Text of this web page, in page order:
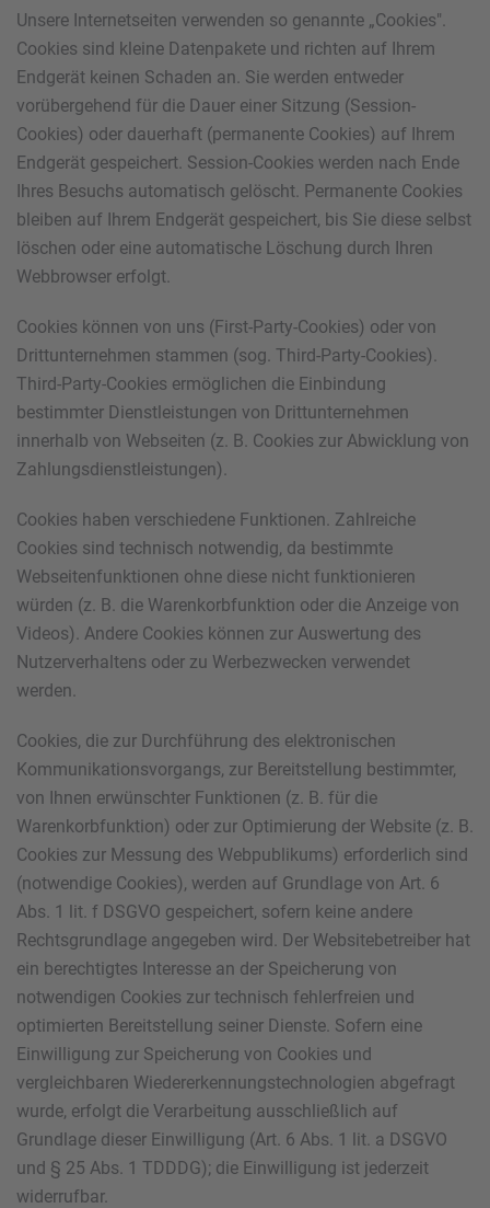
Unsere Internetseiten verwenden so genannte „Cookies".
Cookies sind kleine Datenpakete und richten auf Ihrem
Endgerät keinen Schaden an. Sie werden entweder
vorübergehend für die Dauer einer Sitzung (Session-
Cookies) oder dauerhaft (permanente Cookies) auf Ihrem
Endgerät gespeichert. Session-Cookies werden nach Ende
Ihres Besuchs automatisch gelöscht. Permanente Cookies
bleiben auf Ihrem Endgerät gespeichert, bis Sie diese selbst
löschen oder eine automatische Löschung durch Ihren
Webbrowser erfolgt.
Cookies können von uns (First-Party-Cookies) oder von
Drittunternehmen stammen (sog. Third-Party-Cookies).
Third-Party-Cookies ermöglichen die Einbindung
bestimmter Dienstleistungen von Drittunternehmen
innerhalb von Webseiten (z. B. Cookies zur Abwicklung von
Zahlungsdienstleistungen).
Cookies haben verschiedene Funktionen. Zahlreiche
Cookies sind technisch notwendig, da bestimmte
Webseitenfunktionen ohne diese nicht funktionieren
würden (z. B. die Warenkorbfunktion oder die Anzeige von
Videos). Andere Cookies können zur Auswertung des
Nutzerverhaltens oder zu Werbezwecken verwendet
werden.
Cookies, die zur Durchführung des elektronischen
Kommunikationsvorgangs, zur Bereitstellung bestimmter,
von Ihnen erwünschter Funktionen (z. B. für die
Warenkorbfunktion) oder zur Optimierung der Website (z. B.
Cookies zur Messung des Webpublikums) erforderlich sind
(notwendige Cookies), werden auf Grundlage von Art. 6
Abs. 1 lit. f DSGVO gespeichert, sofern keine andere
Rechtsgrundlage angegeben wird. Der Websitebetreiber hat
ein berechtigtes Interesse an der Speicherung von
notwendigen Cookies zur technisch fehlerfreien und
optimierten Bereitstellung seiner Dienste. Sofern eine
Einwilligung zur Speicherung von Cookies und
vergleichbaren Wiedererkennungstechnologien abgefragt
wurde, erfolgt die Verarbeitung ausschließlich auf
Grundlage dieser Einwilligung (Art. 6 Abs. 1 lit. a DSGVO
und § 25 Abs. 1 TDDDG); die Einwilligung ist jederzeit
widerrufbar.